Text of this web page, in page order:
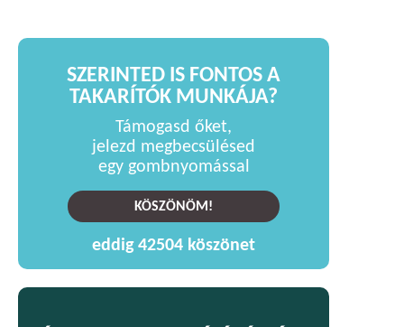
SZERINTED IS FONTOS A
TAKARÍTÓK MUNKÁJA?
Támogasd őket,
jelezd megbecsülésed
egy gombnyomással
KÖSZÖNÖM!
eddig 42504 köszönet